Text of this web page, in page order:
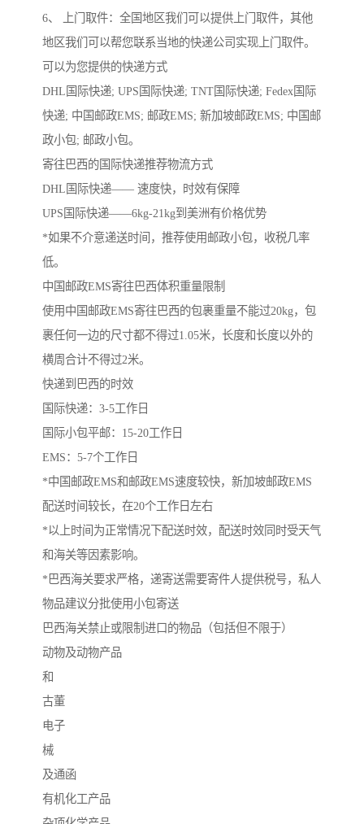
6、 上门取件：全国地区我们可以提供上门取件，其他
地区我们可以帮您联系当地的快递公司实现上门取件。
可以为您提供的快递方式
DHL国际快递; UPS国际快递; TNT国际快递; Fedex国际
快递; 中国邮政EMS; 邮政EMS; 新加坡邮政EMS; 中国邮
政小包; 邮政小包。
寄往巴西的国际快递推荐物流方式
DHL国际快递—— 速度快，时效有保障
UPS国际快递——6kg-21kg到美洲有价格优势
*如果不介意递送时间，推荐使用邮政小包，收税几率
低。
中国邮政EMS寄往巴西体积重量限制
使用中国邮政EMS寄往巴西的包裹重量不能过20kg，包
裹任何一边的尺寸都不得过1.05米，长度和长度以外的
横周合计不得过2米。
快递到巴西的时效
国际快递：3-5工作日
国际小包平邮：15-20工作日
EMS：5-7个工作日
*中国邮政EMS和邮政EMS速度较快，新加坡邮政EMS
配送时间较长，在20个工作日左右
*以上时间为正常情况下配送时效，配送时效同时受天气
和海关等因素影响。
*巴西海关要求严格，递寄送需要寄件人提供税号，私人
物品建议分批使用小包寄送
巴西海关禁止或限制进口的物品（包括但不限于）
动物及动物产品
和
古董
电子
械
及通函
有机化工产品